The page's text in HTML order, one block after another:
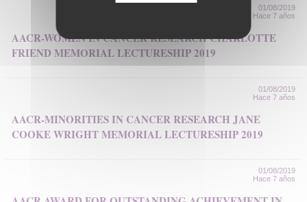
01/08/2019
Hace 7 años
AACR-WOMEN IN CANCER RESEARCH CHARLOTTE
FRIEND MEMORIAL LECTURESHIP 2019
01/08/2019
Hace 7 años
AACR-MINORITIES IN CANCER RESEARCH JANE
COOKE WRIGHT MEMORIAL LECTURESHIP 2019
01/08/2019
Hace 7 años